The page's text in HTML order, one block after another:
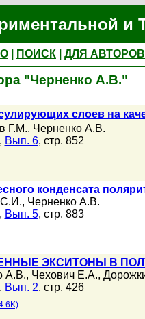
и
ПОИСК ДЛЯ АВТОРОВ
"Черненко А.В."
слоев на
Г.М., Черненко А.В.
Вып. 6, стр. 852
конденсата
С.И., Черненко А.В.
, Вып. 5, стр. 883
ЭКСИТОНЫ В
А.В., Чехович Е.А.,
, Вып. 2, стр. 426